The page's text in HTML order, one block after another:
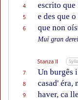
4 escrito que
5 e des que
6 que non
Mui gran
Stanza II
7 Un burgês
8 casad' éra,
9 haver, ca